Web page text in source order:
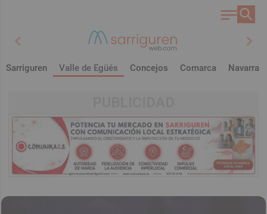
chevron_left chevron_right
Sarriguren Valle de Egüés Concejos Comarca Navarra